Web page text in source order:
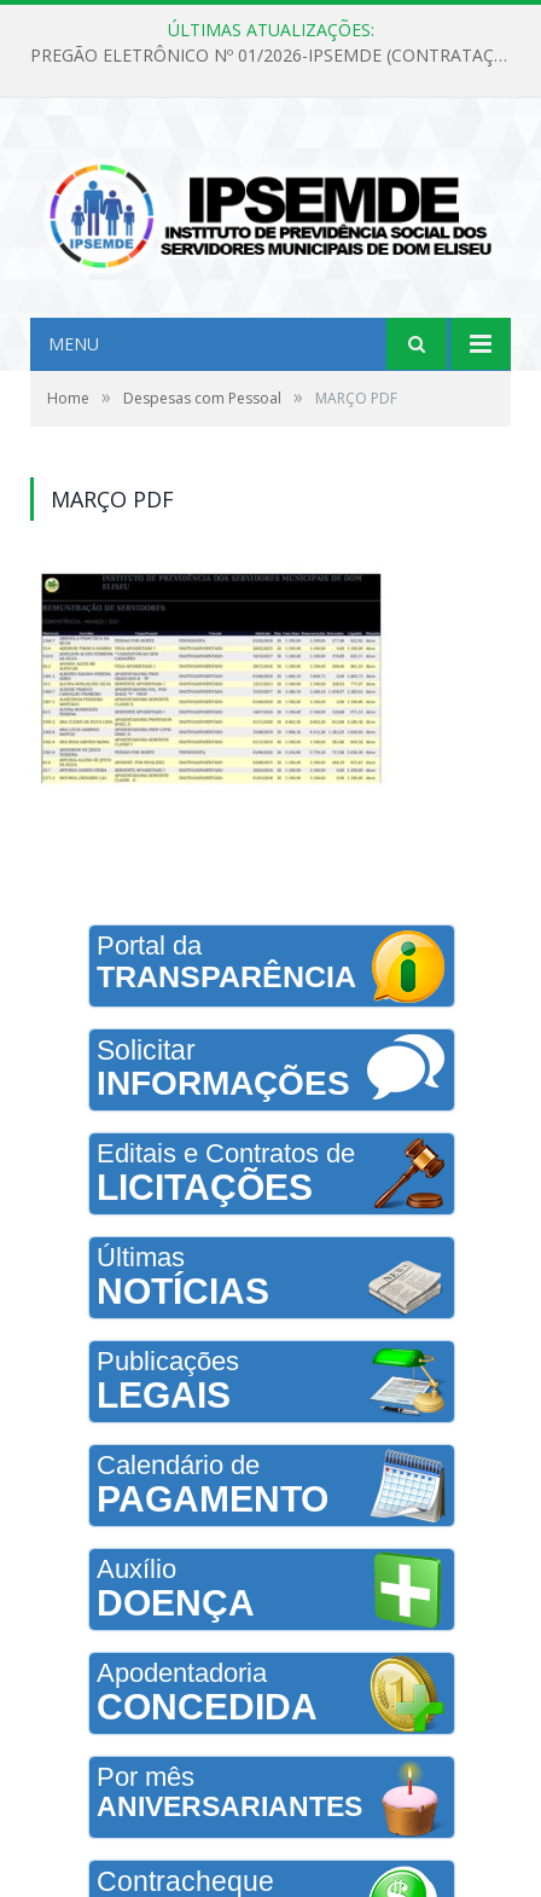
ÚLTIMAS ATUALIZAÇÕES:
PREGÃO ELETRÔNICO Nº 01/2026-IPSEMDE (CONTRATAÇÃO DE PESSOA JURÍDICA ESPECIALIZADA NA PRESTAÇÃO DE SERVIÇOS MÉDICOS PREVIDENCIÁRIOS PARA ATENDER AS NECESSIDADES DO INSTITUTO DE PREVIDÊNCIA SOCIAL DOS SERVIDORES MUNICIPAIS DE DOM ELISEU)
MENU
Home » Despesas com Pessoal » MARÇO PDF
MARÇO PDF
Portal da
TRANSPARÊNCIA
Solicitar
INFORMAÇÕES
Editais e Contratos de
LICITAÇÕES
Últimas
NOTÍCIAS
Publicações
LEGAIS
Calendário de
PAGAMENTO
Auxílio
DOENÇA
Apodentadoria
CONCEDIDA
Por mês
ANIVERSARIANTES
Contracheque